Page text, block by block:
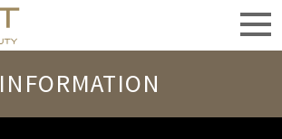
INFORMATION